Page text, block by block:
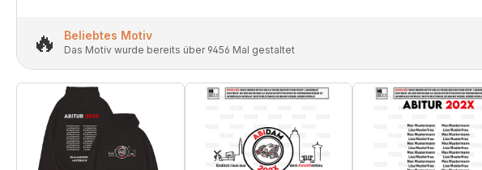
🔥 Beliebtes Motiv
Das Motiv wurde bereits über 9456 Mal gestaltet